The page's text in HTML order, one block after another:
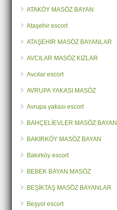
ATAKÖY MASÖZ BAYAN
Ataşehir escort
ATAŞEHİR MASÖZ BAYANLAR
AVCILAR MASÖZ KIZLAR
Avcılar escort
AVRUPA YAKASI MASÖZ
Avrupa yakası escort
BAHÇELİEVLER MASÖZ BAYAN
BAKIRKÖY MASÖZ BAYAN
Bakırköy escort
BEBEK BAYAN MASÖZ
BEŞİKTAŞ MASÖZ BAYANLAR
Beşyol escort